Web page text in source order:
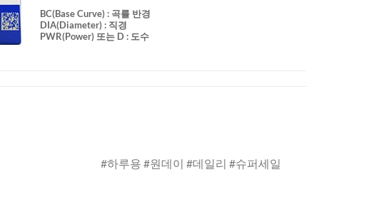
BC(Base Curve): 곡률 반경
DIA(Diameter) : 직경
PWR(Power) 또는 D : 도수
#하루용 #원데이 #데일리 #슈퍼세일